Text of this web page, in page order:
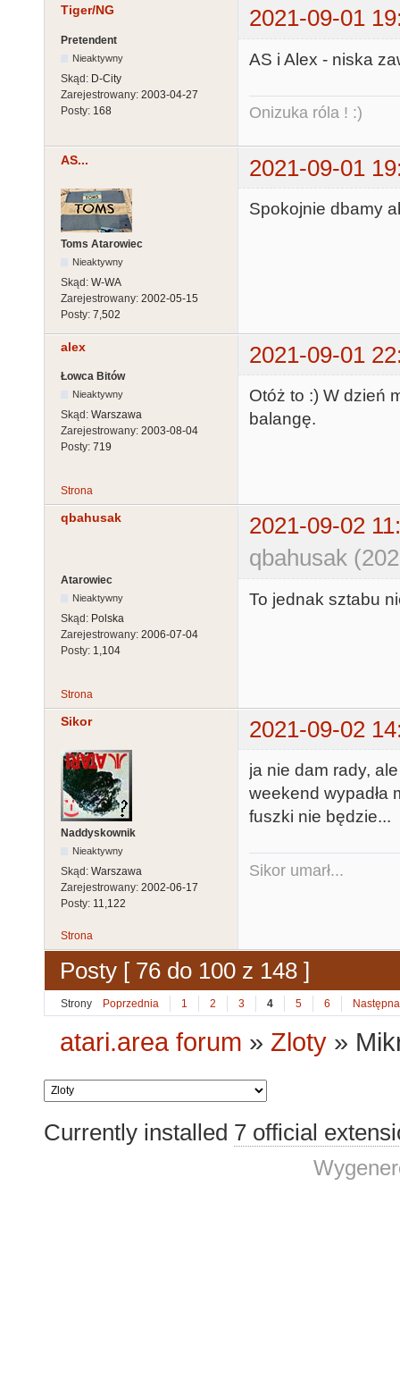
Tiger/NG 2021-09-01
Pretendent
Nieaktywny
Skąd: D-City
Zarejestrowany: 2003-04-27
Posty: 168
AS i Alex - niska
Onizuka róla ! :)
AS... 2021-09-01
Toms Atarowiec
Nieaktywny
Skąd: W-WA
Zarejestrowany: 2002-05-15
Posty: 7,502
Spokojnie dbamy
alex 2021-09-01
Łowca Bitów
Nieaktywny
Skąd: Warszawa
Zarejestrowany: 2003-08-04
Posty: 719
Otóż to :) W dzień
balangę.
Strona
qbahusak
2021-09-02
qbahusak
Atarowiec
Nieaktywny
Skąd: Polska
Zarejestrowany: 2006-07-04
Posty: 1,104
To jednak sztabu
Strona
Sikor 2021-09-02
Naddyskownik
Nieaktywny
Skąd: Warszawa
Zarejestrowany: 2002-06-17
Posty: 11,122
ja nie dam rady,
weekend wypadła
fuszki nie będzie...
Sikor umarł...
Strona
Posty [ 76 do 100 z 148 ]
Strony Poprzednia 1 2 3 4 5 6 Następna
atari.area forum » Zloty »
Currently installed 7 official